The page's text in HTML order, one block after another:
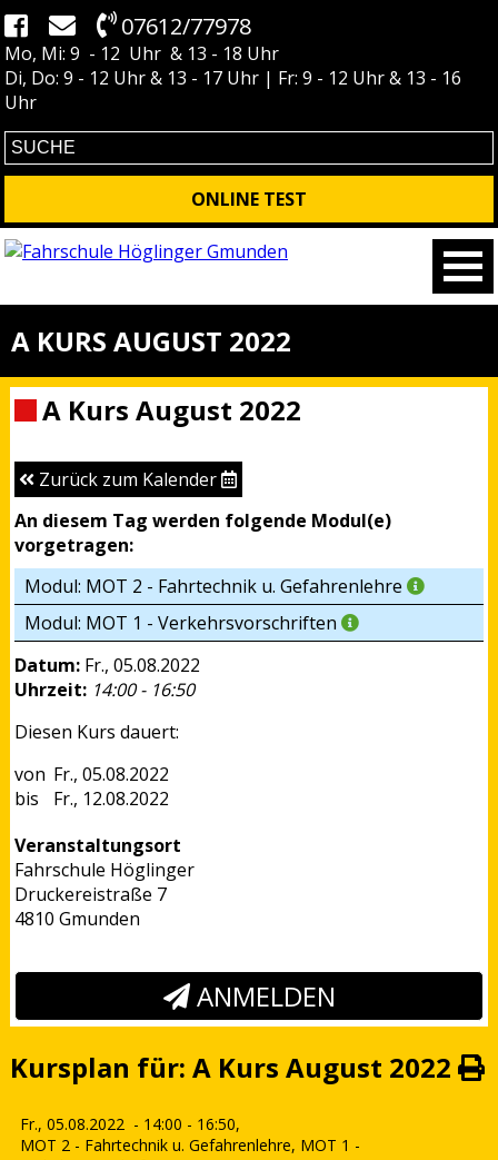
07612/77978
Mo, Mi: 9 - 12 Uhr & 13 - 18 Uhr
Di, Do: 9 - 12 Uhr & 13 - 17 Uhr | Fr: 9 - 12 Uhr & 13 - 16
Uhr
ONLINE TEST
A KURS AUGUST 2022
A Kurs August 2022
Zurück zum Kalender
An diesem Tag werden folgende Modul(e)
vorgetragen:
Modul: MOT 2 - Fahrtechnik u. Gefahrenlehre
Modul: MOT 1 - Verkehrsvorschriften
Datum: Fr., 05.08.2022
Uhrzeit: 14:00 - 16:50
Diesen Kurs dauert:
Fr., 05.08.2022
Fr., 12.08.2022
Veranstaltungsort
Fahrschule Höglinger
Druckereistraße 7
4810 Gmunden
ANMELDEN
Kursplan für: A Kurs August 2022
Fr., 05.08.2022 - 14:00 - 16:50,
MOT 2 - Fahrtechnik u. Gefahrenlehre, MOT 1 -